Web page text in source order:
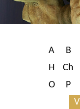
A B
H
Ch
O
P
V